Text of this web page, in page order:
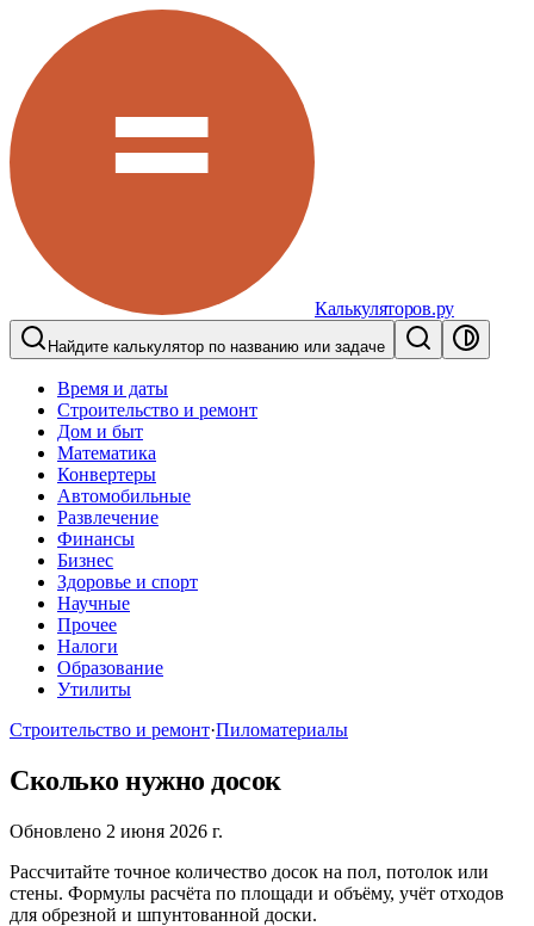
Калькуляторов.ру
Найдите калькулятор по названию или задаче
Время и даты
Строительство и ремонт
Дом и быт
Математика
Конвертеры
Автомобильные
Развлечение
Финансы
Бизнес
Здоровье и спорт
Научные
Прочее
Налоги
Образование
Утилиты
Строительство и ремонт·Пиломатериалы
Сколько нужно досок
Обновлено 2 июня 2026 г.
Рассчитайте точное количество досок на пол, потолок или
стены. Формулы расчёта по площади и объёму, учёт отходов
для обрезной и шпунтованной доски.